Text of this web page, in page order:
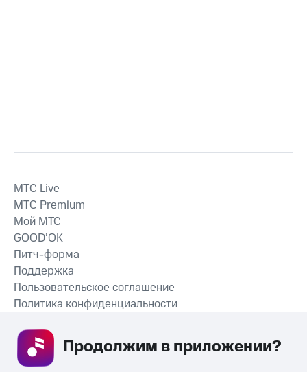
СКАЧАТЬ ПРИЛОЖЕНИЕ
MTС Live
MTС Premium
Мой МТС
GOOD’OK
Питч-форма
Поддержка
Пользовательское соглашение
Политика конфиденциальности